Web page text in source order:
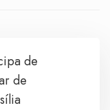
de
de